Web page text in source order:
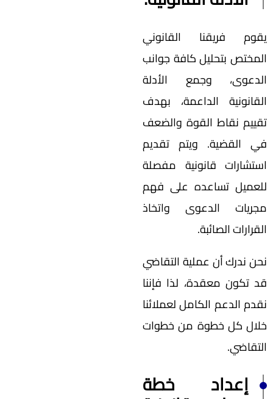
يقوم فريقنا القانوني
المختص بتحليل كافة جوانب
الدعوى، وجمع الأدلة
القانونية الداعمة، بهدف
تقييم نقاط القوة والضعف
في القضية. ويتم تقديم
استشارات قانونية مفصلة
للعميل تساعده على فهم
مجريات الدعوى واتخاذ
القرارات الصائبة.
نحن ندرك أن عملية التقاضي
قد تكون معقدة، لذا فإننا
نقدم الدعم الكامل لعملائنا
خلال كل خطوة من خطوات
التقاضي.
إعداد خطة